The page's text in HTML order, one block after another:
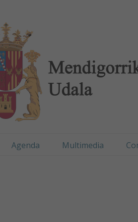
Agenda Multimedia